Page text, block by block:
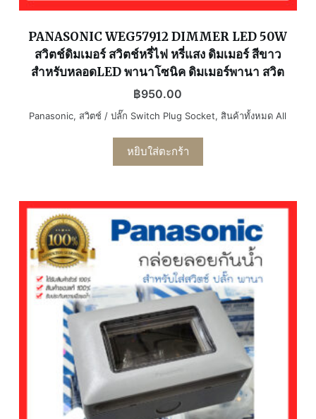
PANASONIC WEG57912 DIMMER LED 50W
สวิตช์ดิมเมอร์ สวิตช์หรี่ไฟ หรี่แสง ดิมเมอร์ สีขาว
สำหรับหลอดLED พานาโซนิค ดิมเมอร์พานา สวิต
฿950.00
Panasonic, สวิตช์ / ปลั๊ก Switch Plug Socket, สินค้าทั้งหมด All
หยิบใส่ตะกร้า